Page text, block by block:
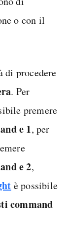
o con il
di procedere
. Per
premere
e 1, per
e 2,
è possibile
command